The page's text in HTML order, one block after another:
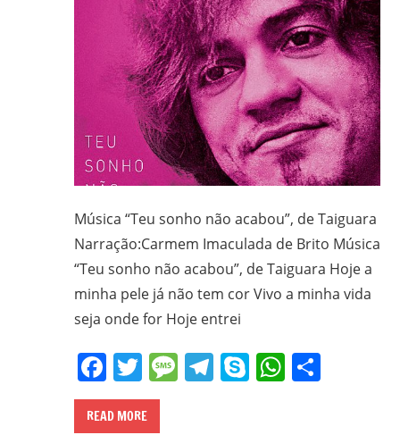
Música “Teu sonho não acabou”, de Taiguara
Narração:Carmem Imaculada de Brito Música
“Teu sonho não acabou”, de Taiguara Hoje a
minha pele já não tem cor Vivo a minha vida
seja onde for Hoje entrei
Facebook
Twitter
Message
Telegram
SkypeShare
READ MORE